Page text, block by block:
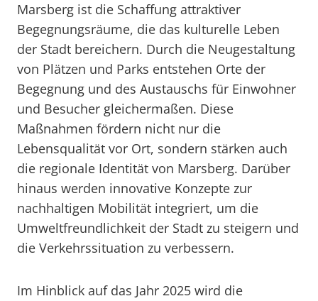
Marsberg ist die Schaffung attraktiver
Begegnungsräume, die das kulturelle Leben
der Stadt bereichern. Durch die Neugestaltung
von Plätzen und Parks entstehen Orte der
Begegnung und des Austauschs für Einwohner
und Besucher gleichermaßen. Diese
Maßnahmen fördern nicht nur die
Lebensqualität vor Ort, sondern stärken auch
die regionale Identität von Marsberg. Darüber
hinaus werden innovative Konzepte zur
nachhaltigen Mobilität integriert, um die
Umweltfreundlichkeit der Stadt zu steigern und
die Verkehrssituation zu verbessern.
Im Hinblick auf das Jahr 2025 wird die